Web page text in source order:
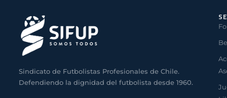
Sindicato de Futbolistas Profesionales de Chile.
Defendiendo la dignidad del futbolista desde 1960.